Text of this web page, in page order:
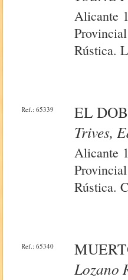
Alicante
Rústica.
Ref.: 65339
EL
Trives,
Alicante
Rústica.
Ref.: 65340
Lozano